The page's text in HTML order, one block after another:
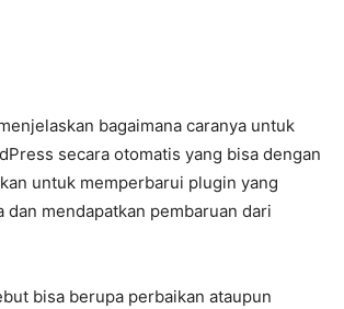
bagaimana caranya untuk
secara otomatis yang bisa dengan
untuk memperbarui plugin yang
dan mendapatkan pembaruan dari
bisa berupa perbaikan ataupun